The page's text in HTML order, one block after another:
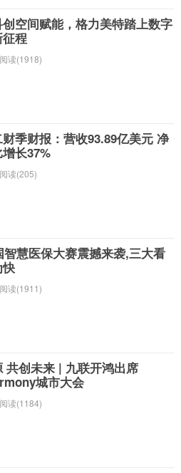
空间赋能，格力美特踏上数字
程
阅读(1918)
季财报：营收93.89亿美元 净
长37%
阅读(205)
智慧医保大赛震撼来袭,三大看
快
阅读(1911)
共创未来 | 九联开鸿出席
城市大会
阅读(1184)